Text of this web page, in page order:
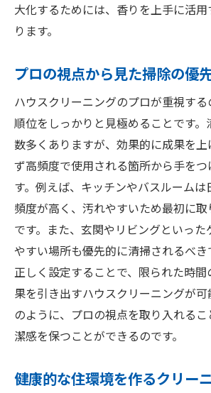
大化するためには、香りを上手に活
ります。
プロの視点から見た掃除の優
ハウスクリーニングのプロが重視す
順位をしっかりと見極めることです。
数多くありますが、効果的に成果を
ず高頻度で使用される箇所から手を
す。例えば、キッチンやバスルーム
頻度が高く、汚れやすいため最初に
です。また、玄関やリビングといっ
やすい場所も優先的に清掃されるべき
正しく設定することで、限られた時
果を引き出すハウスクリーニングが
のように、プロの視点を取り入れる
潔感を保つことができるのです。
健康的な住環境を作るクリー